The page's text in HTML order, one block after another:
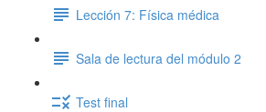
Lección 7: Física médica
Sala de lectura del módulo 2
Test final